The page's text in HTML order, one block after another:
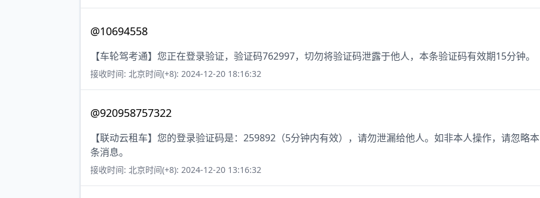
@10694558
【车轮驾考通】您正在登录验证，验证码762997，切勿将验证码泄露于他人，本条验证码有效期15分钟。
接收时间: 北京时间(+8): 2024-12-20 18:16:32
@920958757322
【联动云租车】您的登录验证码是：259892（5分钟内有效），请勿泄漏给他人。如非本人操作，请忽略本
条消息。
接收时间: 北京时间(+8): 2024-12-20 13:16:32